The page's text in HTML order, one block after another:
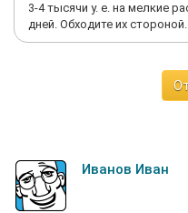
3-4 тысячи у. е. на мелкие
дней. Обходите их стороной.
Иванов Иван